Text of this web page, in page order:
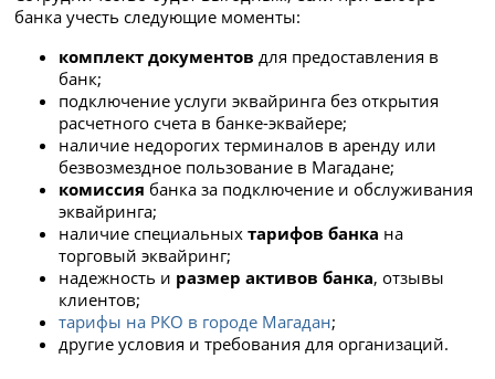
банка учесть следующие моменты:
комплект документов для предоставления в
банк;
подключение услуги эквайринга без открытия
расчетного счета в банке-эквайере;
наличие недорогих терминалов в аренду или
безвозмездное пользование в Магадане;
комиссия банка за подключение и обслуживания
эквайринга;
наличие специальныхтарифов банка на
торговый эквайринг;
надежность и размер активов банка, отзывы
клиентов;
тарифы на РКО в городе Магадан;
другие условия и требования для организаций.